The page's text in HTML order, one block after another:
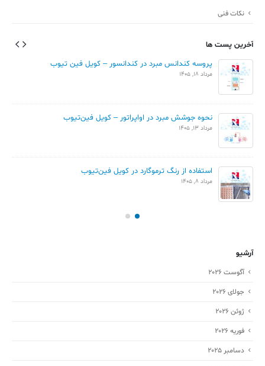
نکات فنی
آخرین پست ها
پروسه کندانس مبرد در کندانسور – کویل فین تیوب
مرداد 18, 1405
نحوه جوشش مبرد در اواپراتور – کویل فین‌تیوب
مرداد 13, 1405
استفاده از رنگ ترموگارد در کویل فین‌تیوب
مرداد 8, 1405
آرشیو
آگوست 2026
جولای 2026
ژوئن 2026
فوریه 2026
دسامبر 2025